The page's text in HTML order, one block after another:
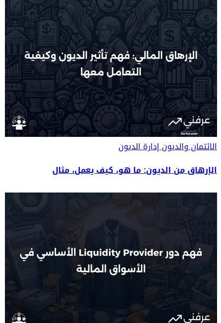
الائتمان والديونإدارة الديون
الإرهاق من الديون: ما هو، كيف يعمل، مثال